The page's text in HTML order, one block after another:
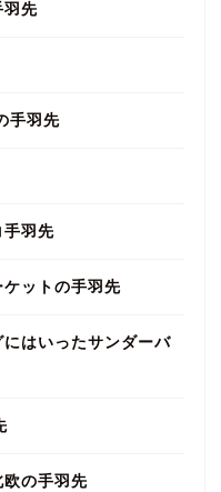
羽先
手羽先
手羽先
ットの手羽先
はいったサンダーバ
欧の手羽先